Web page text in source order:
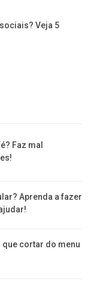
Veja 5
Faz mal
Aprenda a fazer
cortar do menu